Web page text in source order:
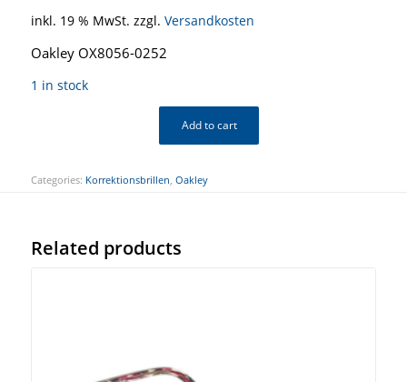
inkl. 19 % MwSt. zzgl. Versandkosten
Oakley OX8056-0252
1 in stock
Add to cart
Categories: Korrektionsbrillen, Oakley
Related products